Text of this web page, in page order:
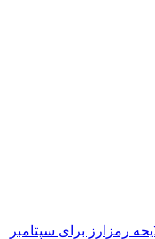
رمزارز برای سپتامبر